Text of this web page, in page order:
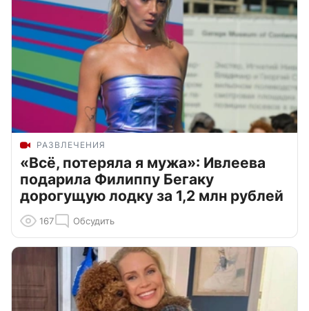
РАЗВЛЕЧЕНИЯ
«Всё, потеряла я мужа»: Ивлеева
подарила Филиппу Бегаку
дорогущую лодку за 1,2 млн рублей
167 Обсудить